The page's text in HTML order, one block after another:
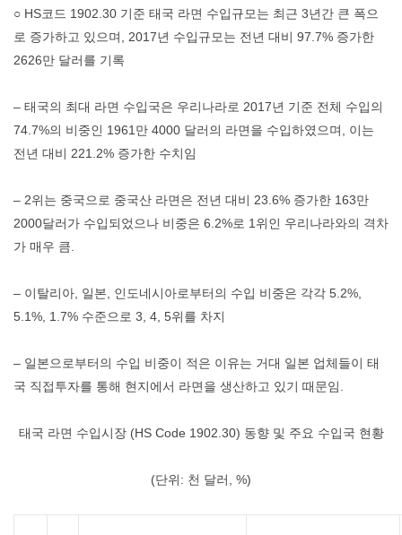
○ HS코드 1902.30 기준 태국 라면 수입규모는 최근 3년간 큰 폭으
로 증가하고 있으며, 2017년 수입규모는 전년 대비 97.7% 증가한
2626만 달러를 기록
– 태국의 최대 라면 수입국은 우리나라로 2017년 기준 전체 수입의
74.7%의 비중인 1961만 4000 달러의 라면을 수입하였으며, 이는
전년 대비 221.2% 증가한 수치임
– 2위는 중국으로 중국산 라면은 전년 대비 23.6% 증가한 163만
2000달러가 수입되었으나 비중은 6.2%로 1위인 우리나라와의 격차
가 매우 큼.
– 이탈리아, 일본, 인도네시아로부터의 수입 비중은 각각 5.2%,
5.1%, 1.7% 수준으로 3, 4, 5위를 차지
– 일본으로부터의 수입 비중이 적은 이유는 거대 일본 업체들이 태
국 직접투자를 통해 현지에서 라면을 생산하고 있기 때문임.
태국 라면 수입시장 (HS Code 1902.30) 동향 및 주요 수입국 현황
(단위: 천 달러, %)